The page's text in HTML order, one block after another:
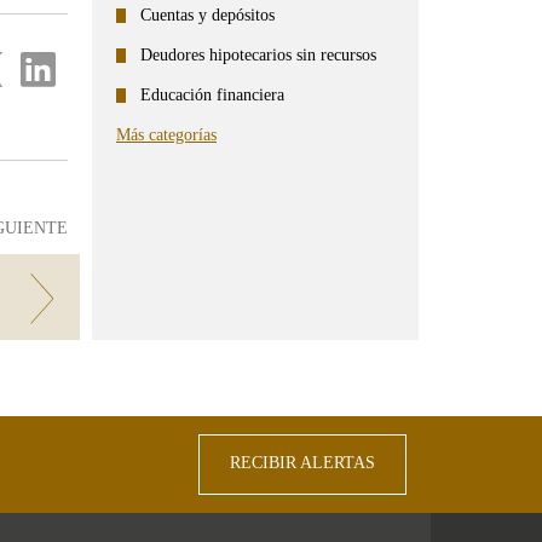
Compartir
en
Cuentas y depósitos
Deudores hipotecarios sin recursos
Educación financiera
Más categorías
RECIBIR ALERTAS